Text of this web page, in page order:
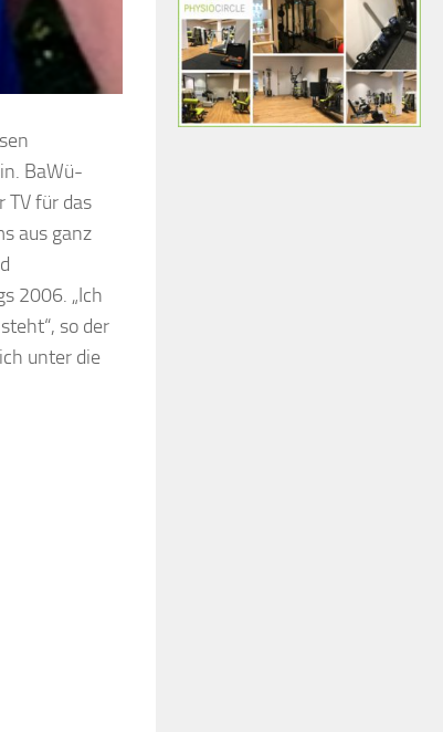
BaWü-
TV für das
aus ganz
2006. „Ich
so der
unter die